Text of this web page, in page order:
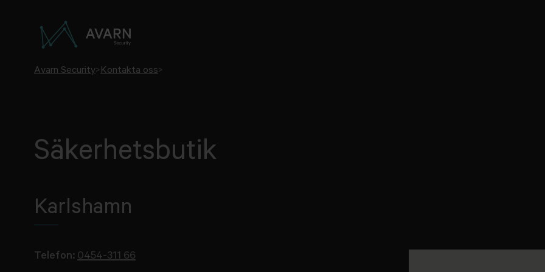
Avarn Security>Kontakta oss>
Säkerhetsbutik
Karlshamn
Telefon: 0454-311 66